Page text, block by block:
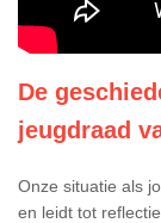
De
jeugdraad
Onze situatie als
en leidt tot